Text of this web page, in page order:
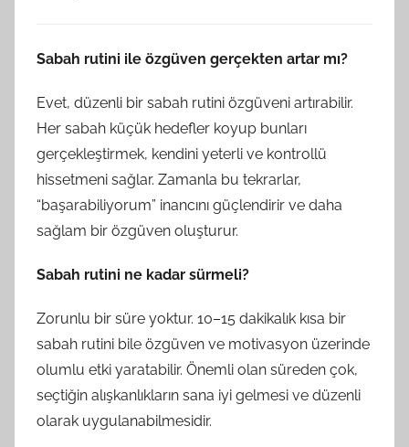
Sabah rutini ile özgüven gerçekten artar mı?
Evet, düzenli bir sabah rutini özgüveni artırabilir.
Her sabah küçük hedefler koyup bunları
gerçekleştirmek, kendini yeterli ve kontrollü
hissetmeni sağlar. Zamanla bu tekrarlar,
“başarabiliyorum” inancını güçlendirir ve daha
sağlam bir özgüven oluşturur.
Sabah rutini ne kadar sürmeli?
Zorunlu bir süre yoktur. 10–15 dakikalık kısa bir
sabah rutini bile özgüven ve motivasyon üzerinde
olumlu etki yaratabilir. Önemli olan süreden çok,
seçtiğin alışkanlıkların sana iyi gelmesi ve düzenli
olarak uygulanabilmesidir.